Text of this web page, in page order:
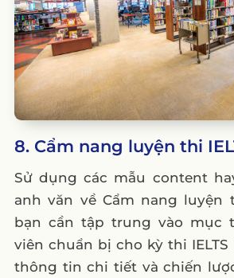
8. Cẩm nang luyện thi
Sử dụng các mẫu content
anh văn về Cẩm nang luyện
bạn cần tập trung vào mục
viên chuẩn bị cho kỳ thi IELTS
thông tin chi tiết và chiến